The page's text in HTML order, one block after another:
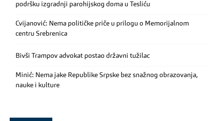
podršku izgradnji parohijskog doma u Tesliću
Cvijanović: Nema političke priče u prilogu o Memorijalnom
centru Srebrenica
Bivši Trampov advokat postao državni tužilac
Minić: Nema jake Republike Srpske bez snažnog obrazovanja,
nauke i kulture